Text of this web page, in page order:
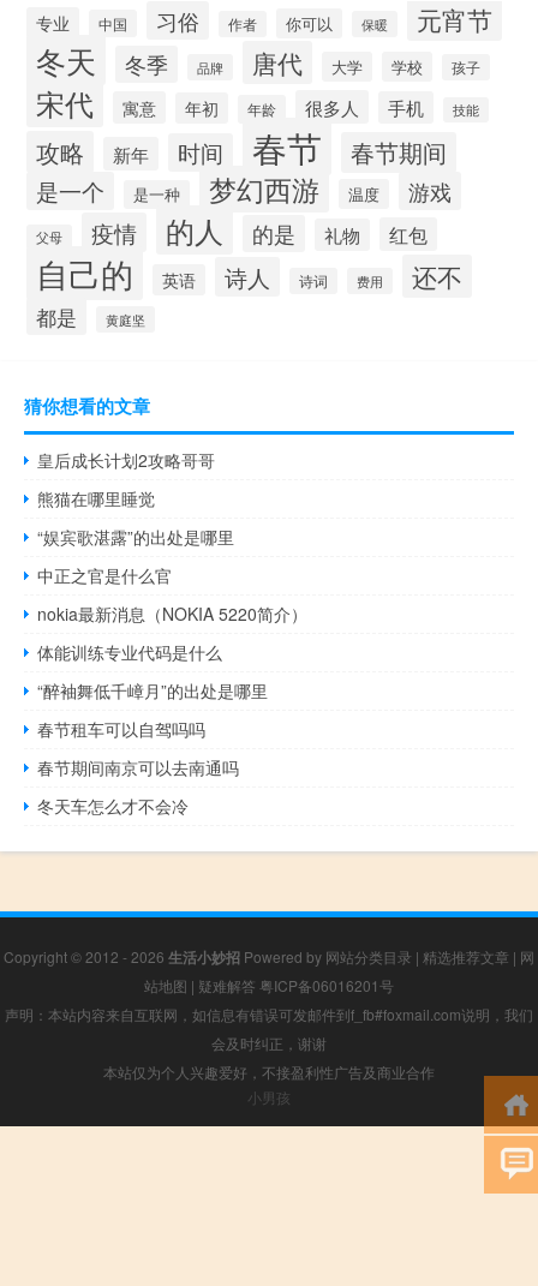
专业 中国 习俗 作者 你可以 保暖 元宵节
冬天 冬季 品牌 唐代 大学 学校 孩子
宋代 寓意 年初 年龄 很多人 手机 技能
攻略 新年 时间 春节 春节期间
是一个 是一种 梦幻西游 温度 游戏
父母 疫情 的人 的是 礼物 红包
自己的 英语 诗人 诗词 费用 还不
都是 黄庭坚
猜你想看的文章
皇后成长计划2攻略哥哥
熊猫在哪里睡觉
“娱宾歌湛露”的出处是哪里
中正之官是什么官
nokia最新消息（NOKIA 5220简介）
体能训练专业代码是什么
“醉袖舞低千嶂月”的出处是哪里
春节租车可以自驾吗吗
春节期间南京可以去南通吗
冬天车怎么才不会冷
Copyright © 2012 - 2026 生活小妙招 Powered by 网站分类目录 | 精选推荐文章 | 网
站地图 | 疑难解答 粤ICP备06016201号
声明：本站内容来自互联网，如信息有错误可发邮件到f_fb#foxmail.com说明，我们
会及时纠正，谢谢
本站仅为个人兴趣爱好，不接盈利性广告及商业合作
小男孩